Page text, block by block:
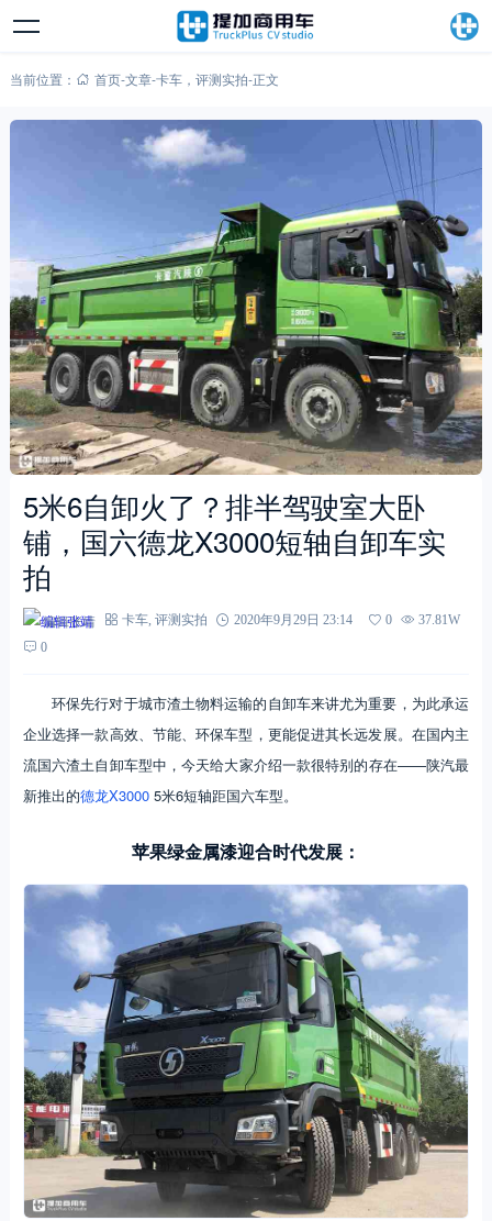
当前位置： 首页-文章-卡车， 评测实拍-正文
5米6自卸火了？排半驾驶室大卧
铺，国六德龙X3000短轴自卸车实
拍
编辑张靖 卡车, 评测实拍 2020年9月29日 23:14 0
37.81W
0
环保先行对于城市渣土物料运输的自卸车来讲尤为重要，为此承运
企业选择一款高效、节能、环保车型，更能促进其长远发展。在国内主
流国六渣土自卸车型中，今天给大家介绍一款很特别的存在——陕汽最
新推出的德龙X30005米6短轴距国六车型。
苹果绿金属漆迎合时代发展：